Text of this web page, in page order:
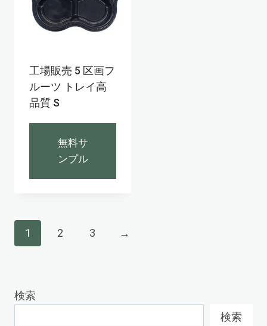
工場販売 5 区画フ
ルーツ トレイ高
品質 S
無料サ
ンプル
1 2 3 →
検索
検索